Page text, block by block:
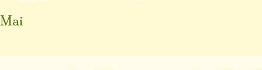
Mai